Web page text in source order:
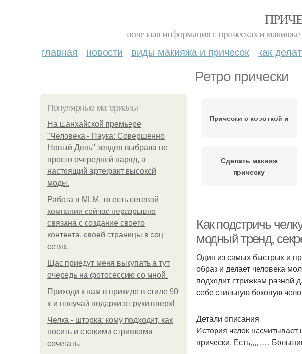
полезная информация о прическах и
главная новости виды макияжа и причесок как
Ретро прически
Популярные материалы
На шанхайской премьере
"Человека - Паука: Совершенно
Новый День" зендея выбрала не
просто очередной наряд, а
настоящий артефакт высокой
моды.
Работа в MLM, то есть сетевой
компании сейчас неразрывно
связана с создание своего
контента, своей страницы в соц
сетях.
Щас приедут меня выкупать а тут
очередь на фотосессию со мной.
Приходи к нам в прикиде в стиле 90
х и получай подарки от руки вверх!
Челка - шторка: кому подходит, как
носить и с какими стрижками
сочетать.
Прически с короткой и
Сделать макияж
прическу
Интересная прическа
макияж
Как подстричь
модный тренд,
Один из самых быстрых и
образ и делает человека
подходит стрижкам разной
себе стильную боковую
Детали описания
История челок
прически. Есть,,,,,,…